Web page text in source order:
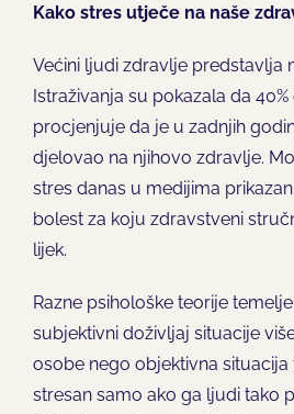
Kako stres utječe na naše
Većini ljudi zdravlje predstavlja
Istraživanja su pokazala da
procjenjuje da je u zadnjih
djelovao na njihovo zdravlje.
stres danas u medijima
bolest za koju zdravstveni
lijek.
Razne psihološke teorije
subjektivni doživljaj situacije
osobe nego objektivna
stresan samo ako ga ljudi tako